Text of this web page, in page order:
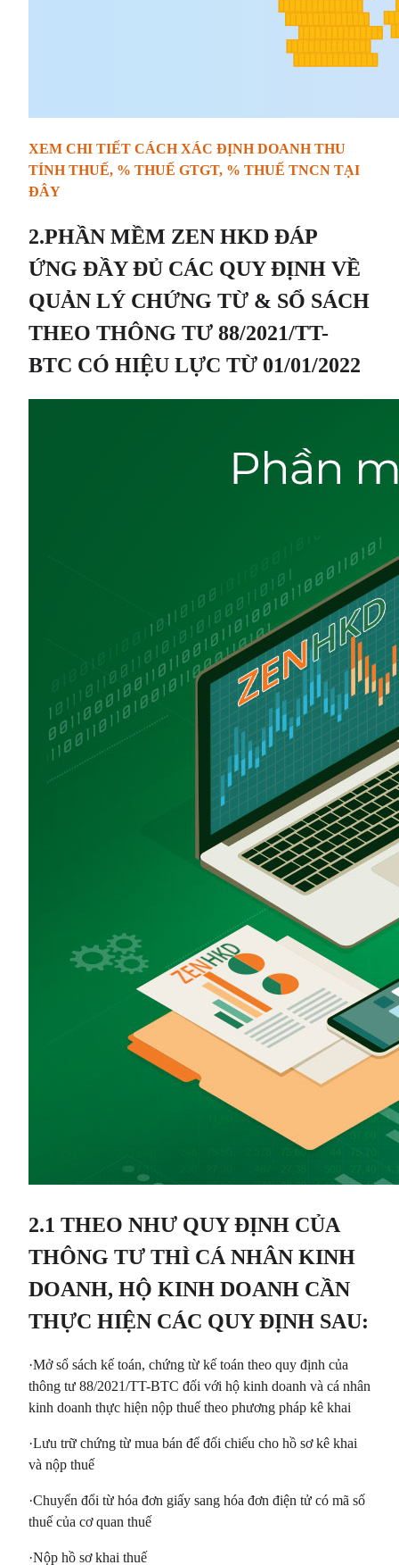
XEM CHI TIẾT CÁCH XÁC ĐỊNH DOANH THU
TÍNH THUẾ, % THUẾ GTGT, % THUẾ TNCN TẠI
ĐÂY
2.PHẦN MỀM ZEN HKD ĐÁP
ỨNG ĐẦY ĐỦ CÁC QUY ĐỊNH VỀ
QUẢN LÝ CHỨNG TỪ & SỔ SÁCH
THEO THÔNG TƯ 88/2021/TT-
BTC CÓ HIỆU LỰC TỪ 01/01/2022
2.1 THEO NHƯ QUY ĐỊNH CỦA
THÔNG TƯ THÌ CÁ NHÂN KINH
DOANH, HỘ KINH DOANH CẦN
THỰC HIỆN CÁC QUY ĐỊNH SAU:
·Mở sổ sách kế toán, chứng từ kế toán theo quy định của
thông tư 88/2021/TT-BTC đối với hộ kinh doanh và cá nhân
kinh doanh thực hiện nộp thuế theo phương pháp kê khai
·Lưu trữ chứng từ mua bán để đối chiếu cho hồ sơ kê khai
và nộp thuế
·Chuyển đổi từ hóa đơn giấy sang hóa đơn điện tử có mã số
thuế của cơ quan thuế
·Nộp hồ sơ khai thuế